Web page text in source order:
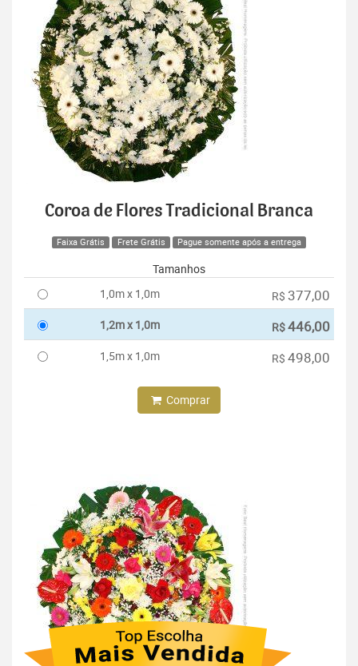
Coroa de Flores Tradicional Branca
Faixa Grátis Frete Grátis Pague somente após a entrega
Tamanhos
1,0m x 1,0m
R$ 377,00
1,2m x 1,0m R$446,00
1,5m x 1,0m R$ 498,00
Comprar